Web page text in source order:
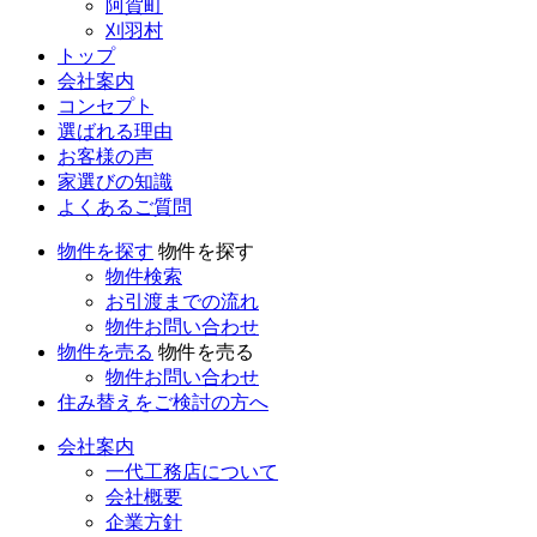
阿賀町
刈羽村
トップ
会社案内
コンセプト
選ばれる理由
お客様の声
家選びの知識
よくあるご質問
物件を探す 物件を探す
物件検索
お引渡までの流れ
物件お問い合わせ
物件を売る 物件を売る
物件お問い合わせ
住み替えをご検討の方へ
会社案内
一代工務店について
会社概要
企業方針